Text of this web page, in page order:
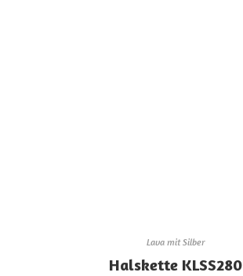
Lava mit Silber
Halskette KLSS280